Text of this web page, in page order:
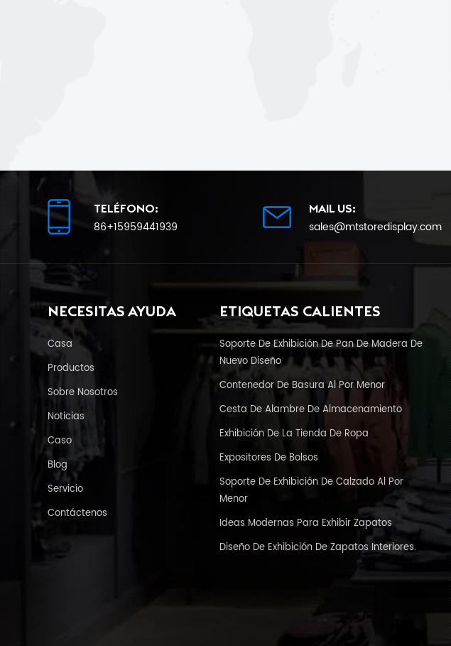
TELÉFONO:
86+15959441939
MAIL US:
sales@mtstoredisplay.com
NECESITAS AYUDA
Casa
Productos
Sobre Nosotros
Noticias
Caso
Blog
Servicio
Contáctenos
ETIQUETAS CALIENTES
Soporte De Exhibición De Pan De Madera De
Nuevo Diseño
Contenedor De Basura Al Por Menor
Cesta De Alambre De Almacenamiento
Exhibición De La Tienda De Ropa
Expositores De Bolsos
Soporte De Exhibición De Calzado Al Por
Menor
Ideas Modernas Para Exhibir Zapatos
Diseño De Exhibición De Zapatos Interiores.